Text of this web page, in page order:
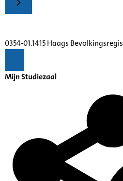
0354-01.1415 Haags
Mijn Studiezaal